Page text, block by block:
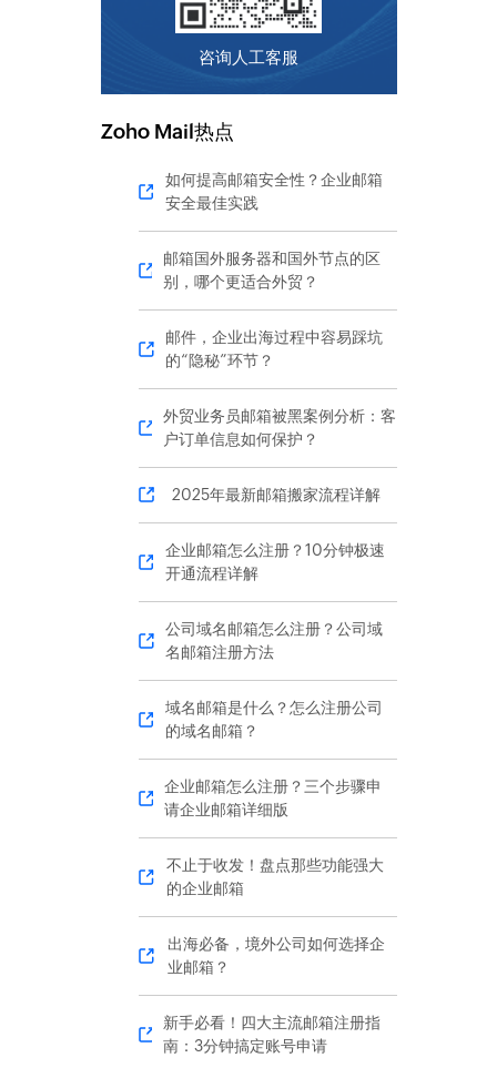
咨询人工客服
Zoho Mail热点
如何提高邮箱安全性？企业邮箱
安全最佳实践
邮箱国外服务器和国外节点的区
别，哪个更适合外贸？
邮件，企业出海过程中容易踩坑
的“隐秘”环节？
外贸业务员邮箱被黑案例分析：客
户订单信息如何保护？
2025年最新邮箱搬家流程详解
企业邮箱怎么注册？10分钟极速
开通流程详解
公司域名邮箱怎么注册？公司域
名邮箱注册方法
域名邮箱是什么？怎么注册公司
的域名邮箱？
企业邮箱怎么注册？三个步骤申
请企业邮箱详细版
不止于收发！盘点那些功能强大
的企业邮箱
出海必备，境外公司如何选择企
业邮箱？
新手必看！四大主流邮箱注册指
南：3分钟搞定账号申请